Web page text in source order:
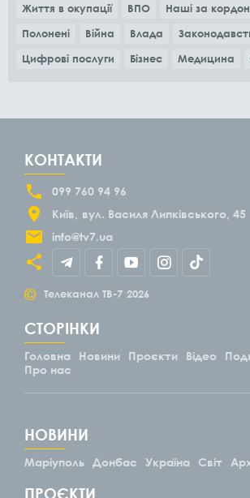
Життя в окупації
ВПО Наші за
Полонені
Війна Влада
Цифрові послуги
Бізнес Медицина
КОНТАКТИ
099 760 94 96
Київ
вул. Василя Липківського, 45
info@tv7.ua
© Телеканал ТВ-7 2026
СТОРІНКИ
Головна Новини Проєкти Відео
Про нас
НОВИНИ
Маріуполь Донбас Україна Світ
ПРОЄКТИ